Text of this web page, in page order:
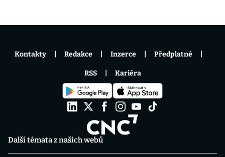
Další témata z našich webů
Kontakty Redakce Inzerce Předplatné
RSS Kariéra